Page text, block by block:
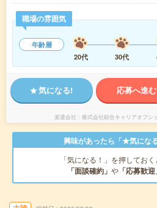
職場の雰囲気
年齢層
20代
30代
気になる! 応募へ進む
派遣会社 株式会社綜合キャリアオプシ
興味があったら「★気にな
「気になる！」を押してお
「面談確約」 や 「応募歓迎